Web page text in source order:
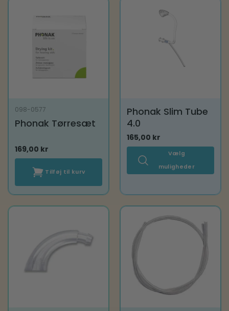
098-0577
Phonak Tørresæt
169,00 kr
Tilføj til kurv
Phonak Slim Tube
4.0
165,00 kr
Vælg
muligheder
varianter.
Mulighederne
kan
på
varesiden